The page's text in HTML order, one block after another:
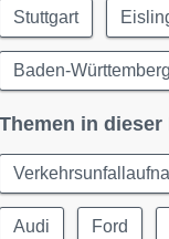
Stuttgart
Baden-Württemberg
Themen in dieser
Audi Ford